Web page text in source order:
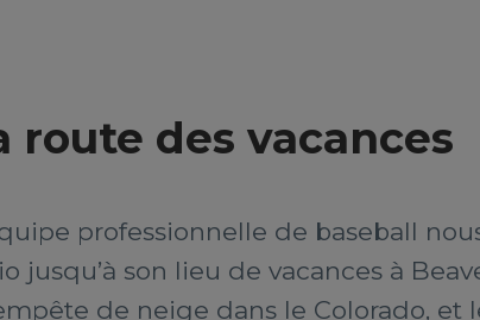
route des vacances
professionnelle de baseball
jusqu’à son lieu de vacances à
de neige dans le Colorado, et